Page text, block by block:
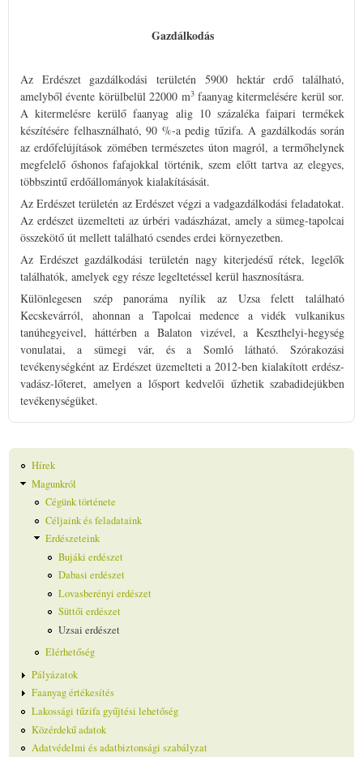
Gazdálkodás
Az Erdészet gazdálkodási területén 5900 hektár erdő található,
amelyből évente körülbelül 22000 m3faanyag kitermelésére kerül sor.
A kitermelésre kerülő faanyag alig 10 százaléka faipari termékek
készítésére felhasználható, 90 %-a pedig tűzifa. A gazdálkodás során
az erdőfelújítások zömében természetes úton magról, a termőhelynek
megfelelő őshonos fafajokkal történik, szem előtt tartva az elegyes,
többszintű erdőállományok kialakításását.
Az Erdészet területén az Erdészet végzi a vadgazdálkodási feladatokat.
Az erdészet üzemelteti az úrbéri vadászházat, amely a sümeg-tapolcai
összekötő út mellett található csendes erdei környezetben.
Az Erdészet gazdálkodási területén nagy kiterjedésű rétek, legelők
találhatók, amelyek egy része legeltetéssel kerül hasznosításra.
Különlegesen szép panoráma nyílik az Uzsa felett található
Kecskevárról, ahonnan a Tapolcai medence a vidék vulkanikus
tanúhegyeivel, háttérben a Balaton vizével, a Keszthelyi-hegység
vonulatai, a sümegi vár, és a Somló látható. Szórakozási
tevékenységként az Erdészet üzemelteti a 2012-ben kialakított erdész-
vadász-lőteret, amelyen a lősport kedvelői űzhetik szabadidejükben
tevékenységüket.
Hírek
Magunkról
Cégünk története
Céljaink és feladataink
Erdészeteink
Bujáki erdészet
Dabasi erdészet
Lovasberényi erdészet
Süttői erdészet
Uzsai erdészet
Elérhetőség
Pályázatok
Faanyag értékesítés
Lakossági tűzifa gyűjtési lehetőség
Közérdekű adatok
Adatvédelmi és adatbiztonsági szabályzat